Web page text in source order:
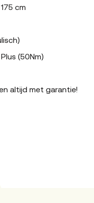
cm
(50Nm)
altijd met garantie!